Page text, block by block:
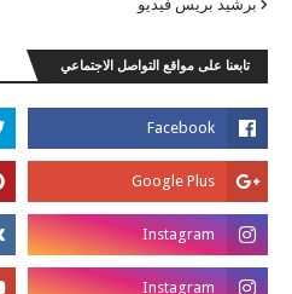
برشيد بريس فيديو
تابعنا على مواقع التواصل الاجتماعي